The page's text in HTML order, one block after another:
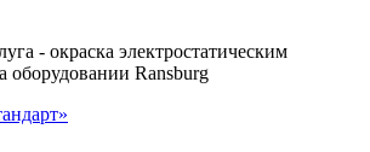
- окраска электростатическим
оборудовании Ransburg